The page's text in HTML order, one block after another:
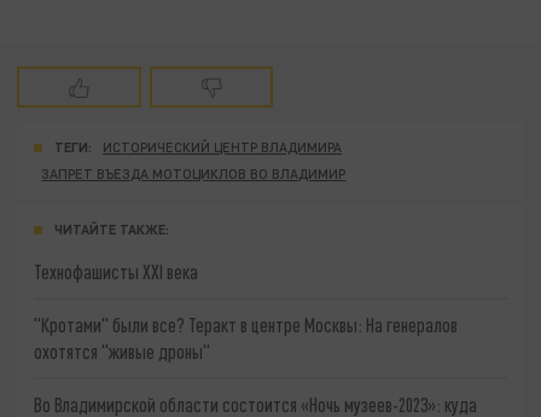
ТЕГИ:
ИСТОРИЧЕСКИЙ ЦЕНТР ВЛАДИМИРА
ЗАПРЕТ ВЪЕЗДА МОТОЦИКЛОВ ВО ВЛАДИМИР
ЧИТАЙТЕ ТАКЖЕ:
Технофашисты XXI века
"Кротами" были все? Теракт в центре Москвы: На генералов
охотятся "живые дроны"
Во Владимирской области состоится «Ночь музеев-2023»: куда